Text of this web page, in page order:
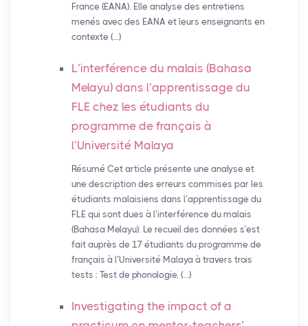
France (EANA). Elle analyse des entretiens
menés avec des EANA et leurs enseignants en
contexte (…)
L’interférence du malais (Bahasa
Melayu) dans l’apprentissage du
FLE chez les étudiants du
programme de français à
l’Université Malaya
Résumé Cet article présente une analyse et
une description des erreurs commises par les
étudiants malaisiens dans l’apprentissage du
FLE qui sont dues à l’interférence du malais
(Bahasa Melayu). Le recueil des données s’est
fait auprès de 17 étudiants du programme de
français à l’Université Malaya à travers trois
tests : Test de phonologie, (…)
Investigating the impact of a